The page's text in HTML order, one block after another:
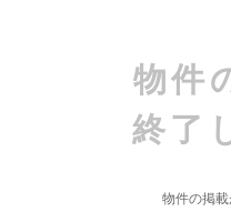
物件
終了
物件の掲載